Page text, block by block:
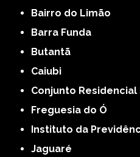
Bairro do Limão
Barra Funda
Butantã
Caiubi
Conjunto
Freguesia do Ó
Instituto da
Jaguaré